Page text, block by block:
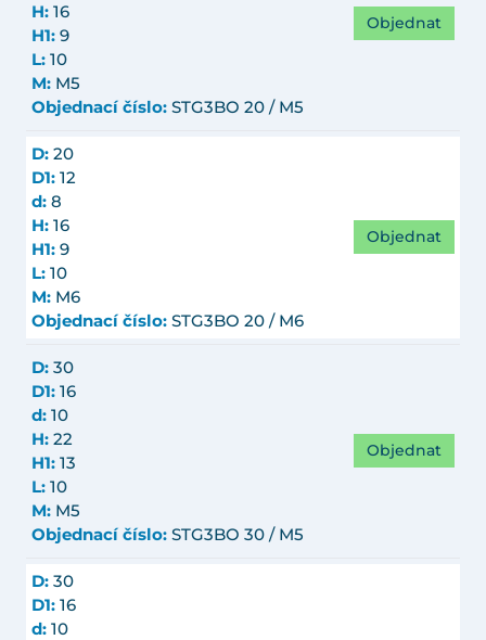
H: 16
H1: 9
L: 10
M: M5
Objednací číslo: STG3BO 20 / M5
Objednat
D: 20
D1: 12
d: 8
H: 16
H1: 9
L: 10
M: M6
Objednací číslo: STG3BO 20 / M6
Objednat
D: 30
D1: 16
d: 10
H: 22
H1: 13
L: 10
M: M5
Objednací číslo: STG3BO 30 / M5
Objednat
D: 30
D1: 16
d: 10